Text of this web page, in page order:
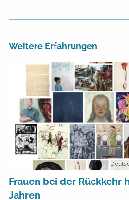
Weitere Erfahrungen
Frauen bei der Rückkehr
Jahren